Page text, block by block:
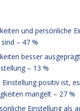
und persönliche
– 47 %
besser
– 13 %
Einstellung positiv ist,
mangelt – 27 %
Einstellung als